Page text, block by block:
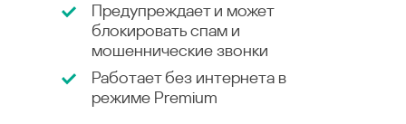
Предупреждает и может
блокировать спам и
мошеннические звонки
Работает без интернета в
режиме Premium